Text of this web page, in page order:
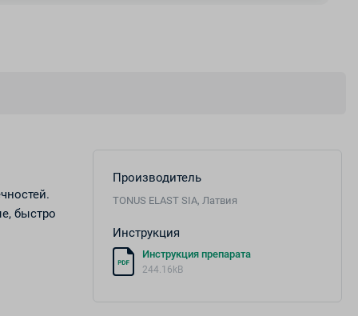
быстро
Производитель
TONUS ELAST SIA, Латвия
Инструкция
Инструкция препарата
244.16kB